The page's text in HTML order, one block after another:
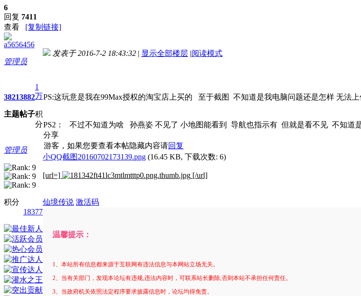
6
回复 7411
查看
[复制链接]
a5656456
管理员
3821
主题
3882
帖子
1
万
积
分
管理员
积分
18377
发表于 2016-7-2 18:43:32 | 显示全部楼层 |阅读模式
PS:这玩意是我在99Max授权的淘宝店上买的 至于截图 不知道是我电脑问题还是怎样 无
PS2： 不过不知道为啥 孙燕姿 不见了 小地图能看到 导航也指示有 但就是看不见 不知道
分享
游客，如果您要查看本帖隐藏内容请回复
小QQ截图20160702173139.png (16.45 KB, 下载次数: 6)
[url=] [/url]
仙境传说 激活码
温馨提示：
1、本站所有信息都来源于互联网有违法信息与本网站立场无关。
2、当有关部门，发现本论坛有违规,违法内容时，可联系站长删除,否则本站不承担任何责任。
3、当政府机关依照法定程序要求披露信息时，论坛均得免责。